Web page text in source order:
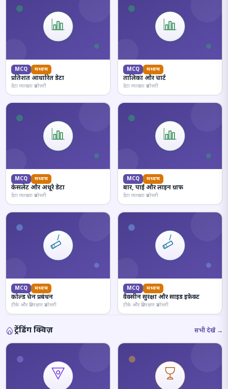
MCQ मध्यम
प्रतिशत आधारित डेटा
डेटा व्याख्या प्रश्नोत्तरी
MCQ मध्यम
तालिका और चार्ट
डेटा व्याख्या प्रश्नोत्तरी
MCQ मध्यम
केसलेट और अधूरे डेटा
डेटा व्याख्या प्रश्नोत्तरी
MCQ मध्यम
बार, पाई और लाइन ग्राफ
डेटा व्याख्या प्रश्नोत्तरी
MCQ मध्यम
कोल्ड चेन प्रबंधन
टीके और प्रतिरक्षण प्रश्नोत्तरी
MCQ मध्यम
वैक्सीन सुरक्षा और साइड इफ़ेक्ट
टीके और प्रतिरक्षण प्रश्नोत्तरी
ट्रेंडिंग क्विज़ सभी देखें →